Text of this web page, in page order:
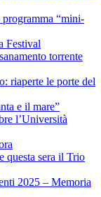
“mini-
Festival
torrente
riaperte le porte del
e il mare”
l’Università
sera il Trio
2025 – Memoria